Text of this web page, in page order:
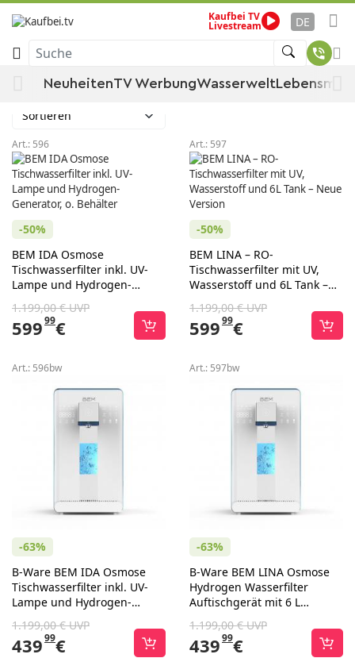
Kaufbei TV
Livestream DE
Suche
NeuheitenTV WerbungWasserwelt
Startseite
Sortieren
Art.: 596
-50%
BEM IDA Osmose
Tischwasserfilter inkl. UV-
Lampe und Hydrogen-
1.199,00 € UVP
59999€
Art.: 597
-50%
BEM LINA – RO-
Tischwasserfilter mit UV,
Wasserstoff und 6L Tank –
1.199,00 € UVP
59999€
Art.: 596bw
-63%
B-Ware BEM IDA Osmose
Tischwasserfilter inkl. UV-
Lampe und Hydrogen-
1.199,00 € UVP
43999€
Art.: 597bw
-63%
B-Ware BEM LINA Osmose
Hydrogen Wasserfilter
Auftischgerät mit 6 L
Wasserdesinfektion
1.199,00 € UVP
43999€